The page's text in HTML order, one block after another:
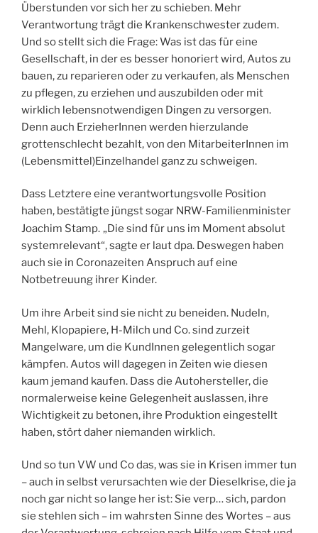
Überstunden vor sich her zu schieben. Mehr
Verantwortung trägt die Krankenschwester zudem.
Und so stellt sich die Frage: Was ist das für eine
Gesellschaft, in der es besser honoriert wird, Autos zu
bauen, zu reparieren oder zu verkaufen, als Menschen
zu pflegen, zu erziehen und auszubilden oder mit
wirklich lebensnotwendigen Dingen zu versorgen.
Denn auch ErzieherInnen werden hierzulande
grottenschlecht bezahlt, von den MitarbeiterInnen im
(Lebensmittel)Einzelhandel ganz zu schweigen.
Dass Letztere eine verantwortungsvolle Position
haben, bestätigte jüngst sogar NRW-Familienminister
Joachim Stamp. „Die sind für uns im Moment absolut
systemrelevant“, sagte er laut dpa. Deswegen haben
auch sie in Coronazeiten Anspruch auf eine
Notbetreuung ihrer Kinder.
Um ihre Arbeit sind sie nicht zu beneiden. Nudeln,
Mehl, Klopapiere, H-Milch und Co. sind zurzeit
Mangelware, um die KundInnen gelegentlich sogar
kämpfen. Autos will dagegen in Zeiten wie diesen
kaum jemand kaufen. Dass die Autohersteller, die
normalerweise keine Gelegenheit auslassen, ihre
Wichtigkeit zu betonen, ihre Produktion eingestellt
haben, stört daher niemanden wirklich.
Und so tun VW und Co das, was sie in Krisen immer tun
– auch in selbst verursachten wie der Dieselkrise, die ja
noch gar nicht so lange her ist: Sie verp… sich, pardon
sie stehlen sich – im wahrsten Sinne des Wortes – aus